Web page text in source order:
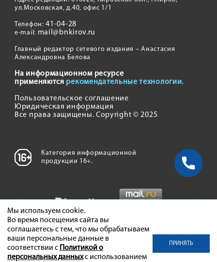
ул.Московская, д.40, офис 1/1
Телефон:41-04-28
e-mail: mail@bnkirov.ru
Главный редактор сетевого издания – Анастасия
Александровна Белова
На информационном ресурсе
применяются рекомендательные технологии.
Пользовательское соглашение
Юридическая информация
Все права защищены. Copyright © 2025
Категория информационной
продукции 16+.
Мы используем cookie.
Во время посещения сайта вы
соглашаетесь с тем, что мы обрабатываем
ваши персональные данные в
соответствии с Политикой о
персональных данныхс использованием
ПРИНЯТЬ